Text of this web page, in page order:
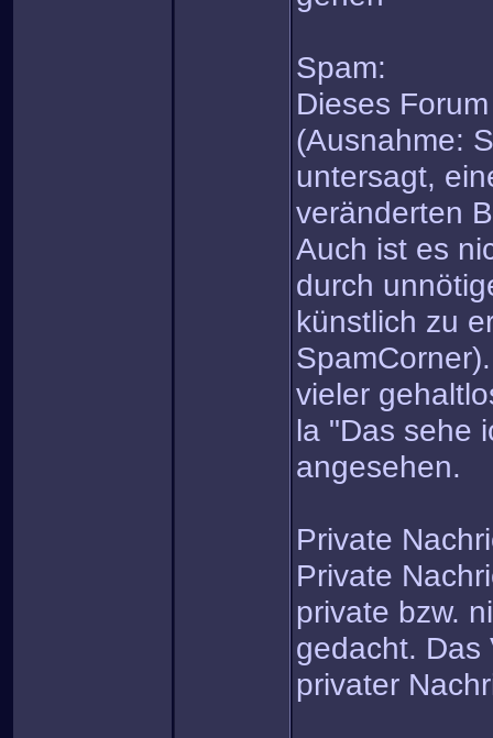
Spam:
Dieses
(Ausnahme:
untersagt,
veränderten
Auch ist es
durch
künstlich zu
vieler
la "Das sehe
angesehen.
Private
Private
private bzw.
gedacht. Das
privater